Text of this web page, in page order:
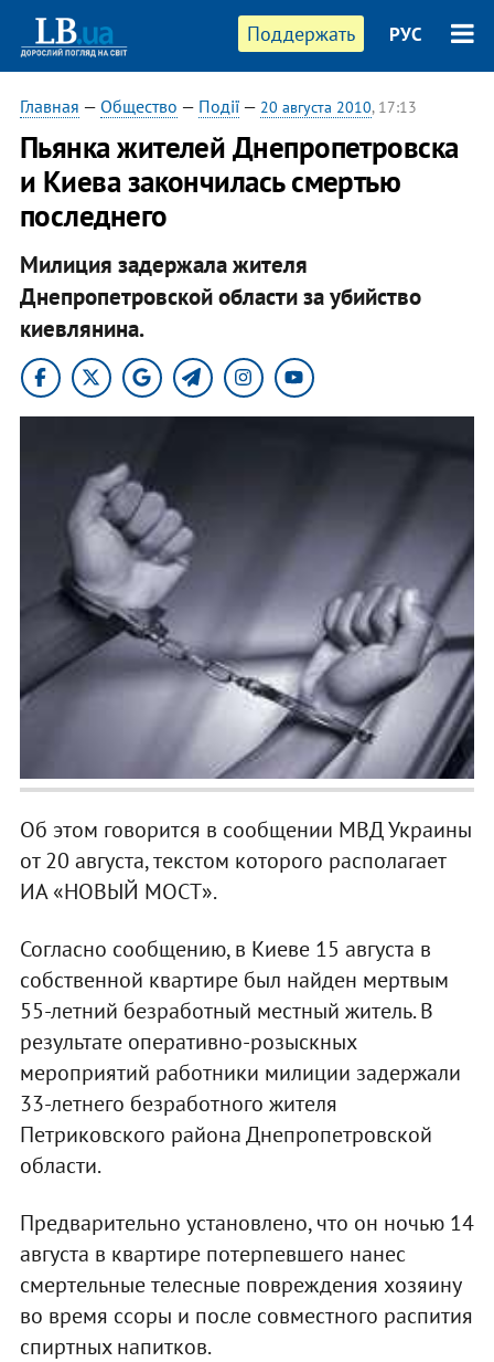
Поддержать РУС
Главная — Общество — Події— 20 августа 2010, 17:13
Пьянка жителей Днепропетровска
и Киева закончилась смертью
последнего
Милиция задержала жителя
Днепропетровской области за убийство
киевлянина.
Об этом говорится в сообщении МВД Украины
от 20 августа, текстом которого располагает
ИА «НОВЫЙ МОСТ».
Согласно сообщению, в Киеве 15 августа в
собственной квартире был найден мертвым
55-летний безработный местный житель. В
результате оперативно-розыскных
мероприятий работники милиции задержали
33-летнего безработного жителя
Петриковского района Днепропетровской
области.
Предварительно установлено, что он ночью 14
августа в квартире потерпевшего нанес
смертельные телесные повреждения хозяину
во время ссоры и после совместного распития
спиртных напитков.